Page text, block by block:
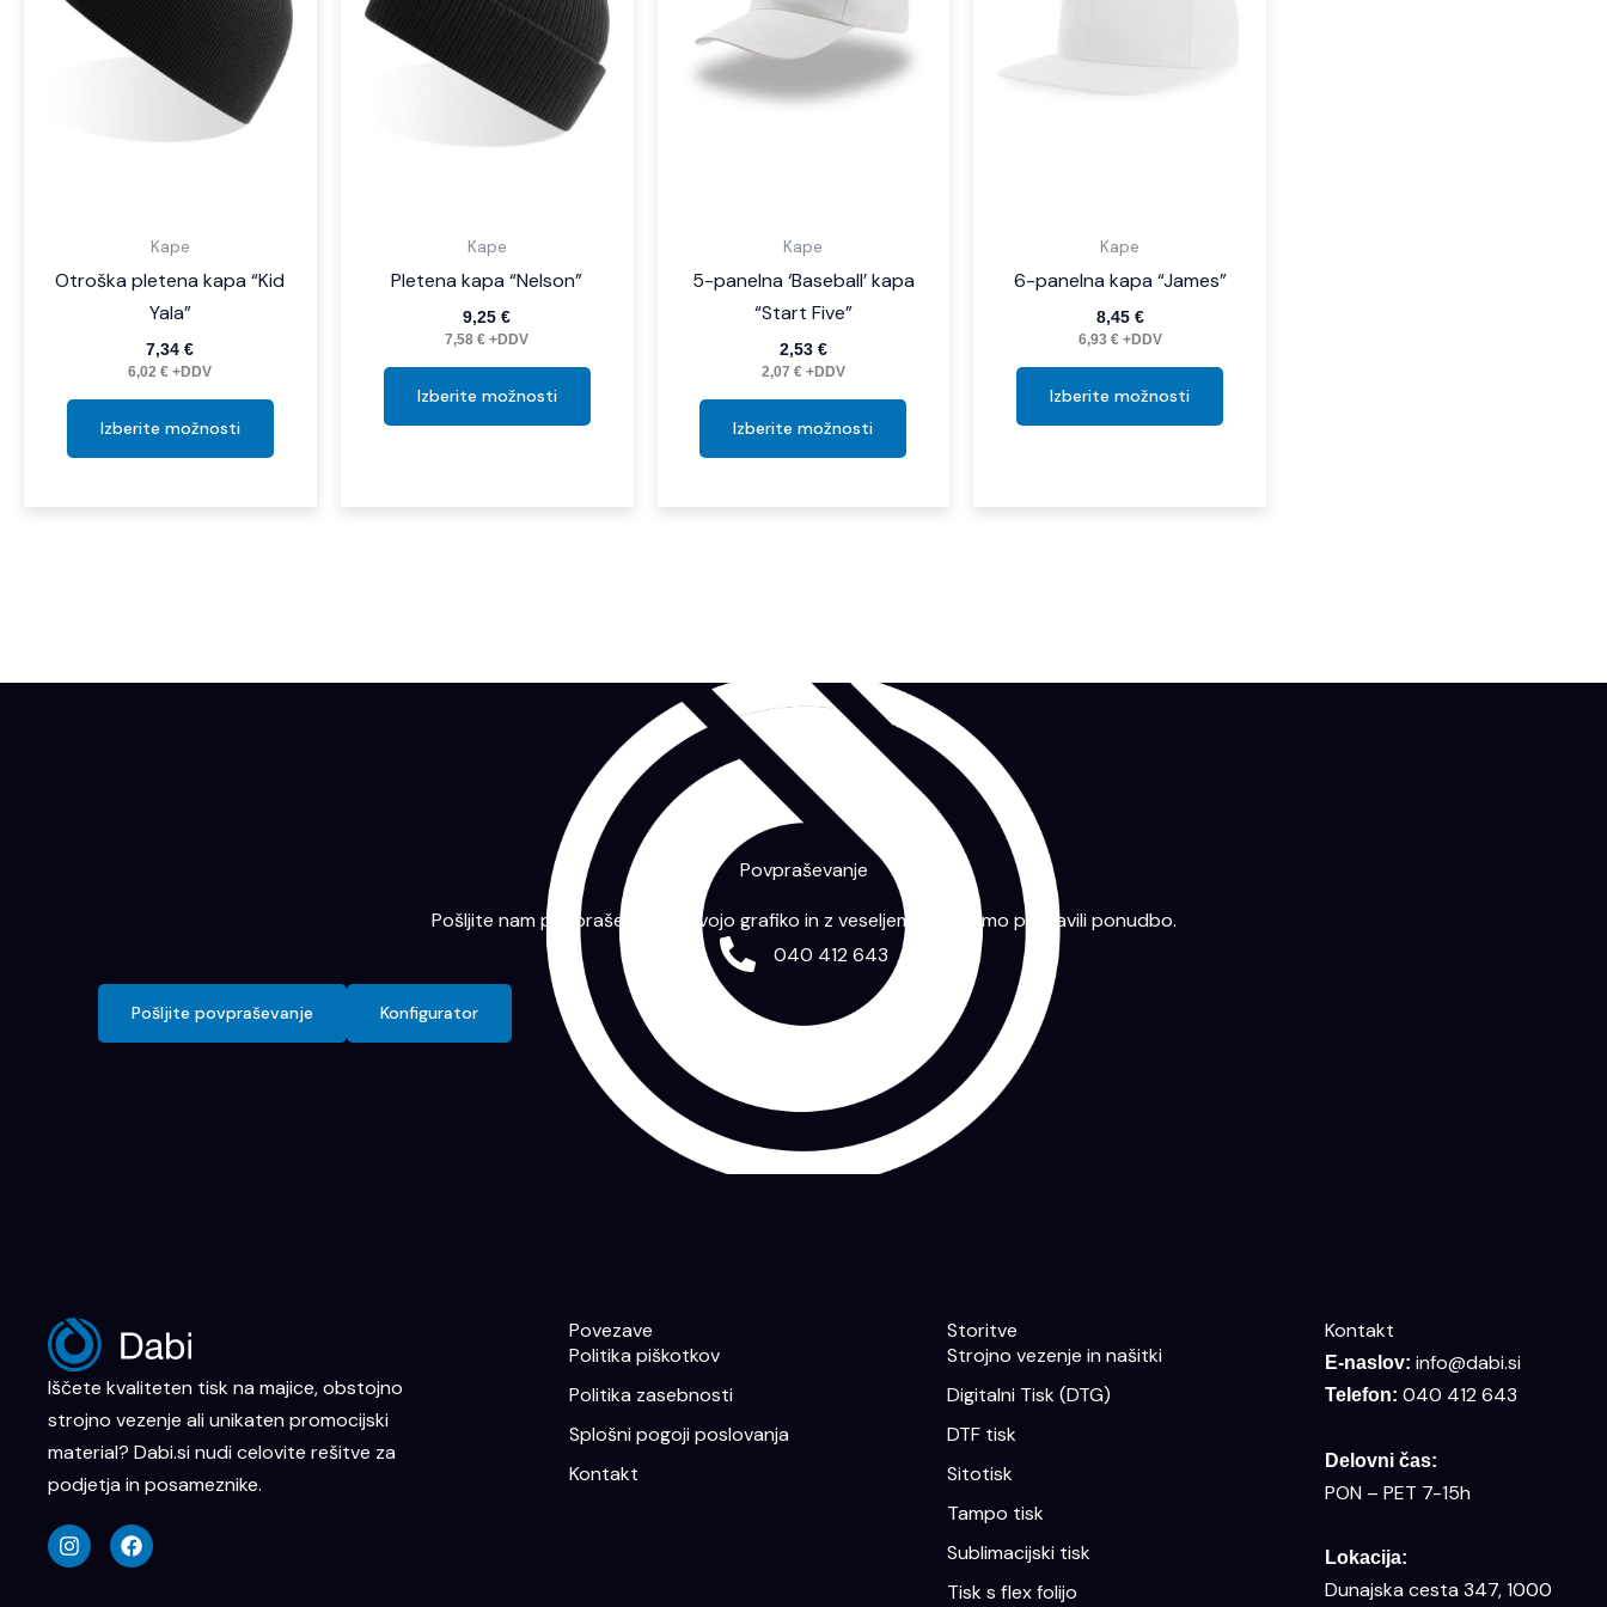
Kape
Otroška pletena kapa “Kid
Yala”
7,34€
6,02€ +DDV
Izberite možnosti
Možnosti
lahko
izberete
Kape
Pletena kapa “Nelson”
9,25€
7,58€ +DDV
Izberite možnosti
Možnosti
lahko
izberete
Kape
5-panelna ‘Baseball’ kapa
“Start Five”
2,53 €
2,07 €+DDV
Izberite možnosti
lahko
Kape
6-panelna kapa “James”
8,45 €
6,93 €+DDV
Izberite možnosti
Povpraševanje
Pošljite nam povpraševanje s svojo grafiko in z veseljem vam bomo pripravili ponudbo.
040 412 643
Pošljite povpraševanje Konfigurator
Iščete kvaliteten tisk na majice, obstojno
strojno vezenje ali unikaten promocijski
material? Dabi.si nudi celovite rešitve za
podjetja in posameznike.
n
s
t
a
c
e
Povezave
Politika piškotkov
Politika zasebnosti
Splošni pogoji poslovanja
Kontakt
Storitve
Strojno vezenje in našitki
Digitalni Tisk (DTG)
DTF tisk
Sitotisk
Tampo tisk
Sublimacijski tisk
Tisk s flex folijo
Kontakt
E-naslov: info@dabi.si
Telefon: 040 412 643
Delovni čas:
PON – PET 7-15h
Lokacija:
Dunajska cesta 347, 1000